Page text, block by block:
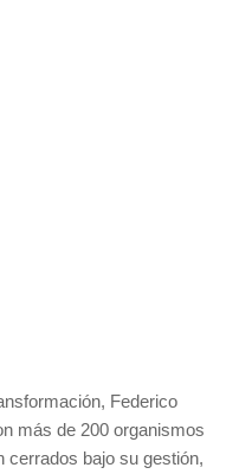
Federico
más de 200 organismos
cerrados bajo su gestión,